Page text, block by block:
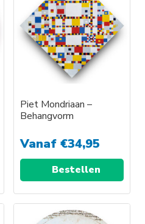
Piet Mondriaan –
Behangvorm
Vanaf €34,95
Bestellen
Dit
product